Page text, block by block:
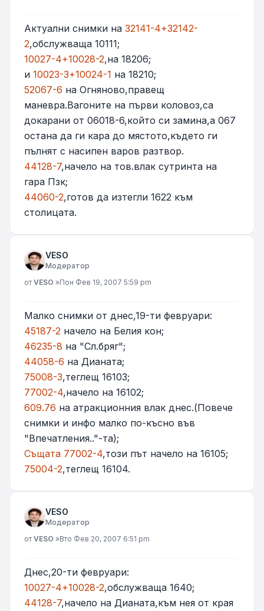
Актуални снимки на 32141-4+32142-
2,обслужваща 10111;
10027-4+10028-2,на 18206;
и 10023-3+10024-1 на 18210;
52067-6 на Огняново,правещ
маневра.Вагоните на първи коловоз,са
докарани от 06018-6,който си замина,а 067
остана да ги кара до мястото,където ги
пълнят с насипен варов разтвор.
44128-7,начело на тов.влак сутринта на
гара Пзк;
44060-2,готов да изтегли 1622 към
столицата.
VESO
Модератор
Мнение
от VESO »Пон Фев 19, 2007 5:59 pm
Малко снимки от днес,19-ти февруари:
45187-2 начело на Белия кон;
46235-8 на "Сл.бряг";
44058-6 на Дианата;
75008-3,теглещ 16103;
77002-4,начело на 16102;
609.76 на атракционния влак днес.(Повече
снимки и инфо малко по-късно във
"Впечатления.."-та);
Същата 77002-4,този път начело на 16105;
75004-2,теглещ 16104.
VESO
Модератор
Мнение
от VESO »Вто Фев 20, 2007 6:51 pm
Днес,20-ти февруари:
10027-4+10028-2,обслужваща 1640;
44128-7,начело на Дианата,към нея от края